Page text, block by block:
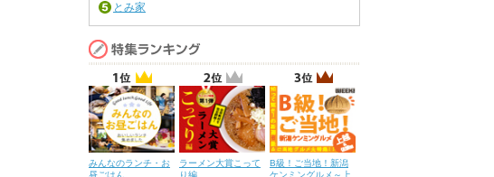
とみ家
みんなのランチ・お
昼ごはん
ラーメン大賞こって
り編
B級！ご当地！新潟
ケンミングルメ～上